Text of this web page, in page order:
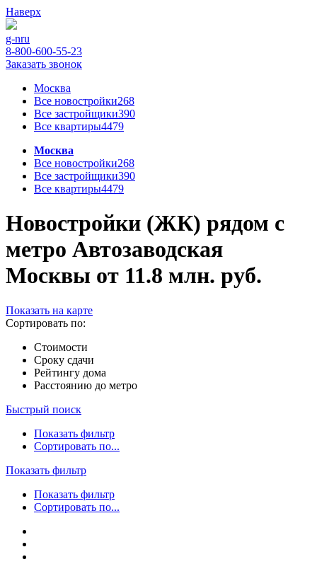
Наверх
g-nru
8-800-600-55-23
Заказать звонок
Москва
Все новостройки268
Все застройщики390
Все квартиры4479
Москва
Все новостройки268
Все застройщики390
Все квартиры4479
Новостройки (ЖК) рядом с
метро Автозаводская
Москвы от 11.8 млн. руб.
Показать на карте
Сортировать по:
Стоимости
Сроку сдачи
Рейтингу дома
Расстоянию до метро
Быстрый поиск
Показать фильтр
Сортировать по...
Показать фильтр
Показать фильтр
Сортировать по...